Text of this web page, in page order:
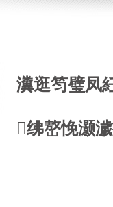
瀵逛笉璧凤
绋嶅悗灏